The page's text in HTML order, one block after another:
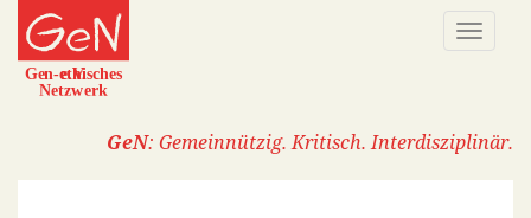
Direkt
zum
Inhalt
GeN: Gemeinnützig. Kritisch. Interdisziplinär.